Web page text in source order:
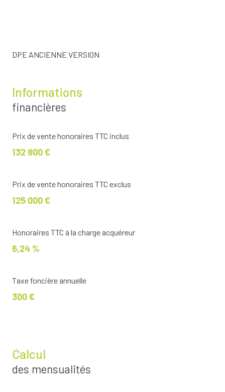
DPE ANCIENNE VERSION
Informations
financières
Prix de vente honoraires TTC inclus
132 800 €
Prix de vente honoraires TTC exclus
125 000 €
Honoraires TTC à la charge acquéreur
6,24 %
Taxe foncière annuelle
300 €
Calcul
des mensualités